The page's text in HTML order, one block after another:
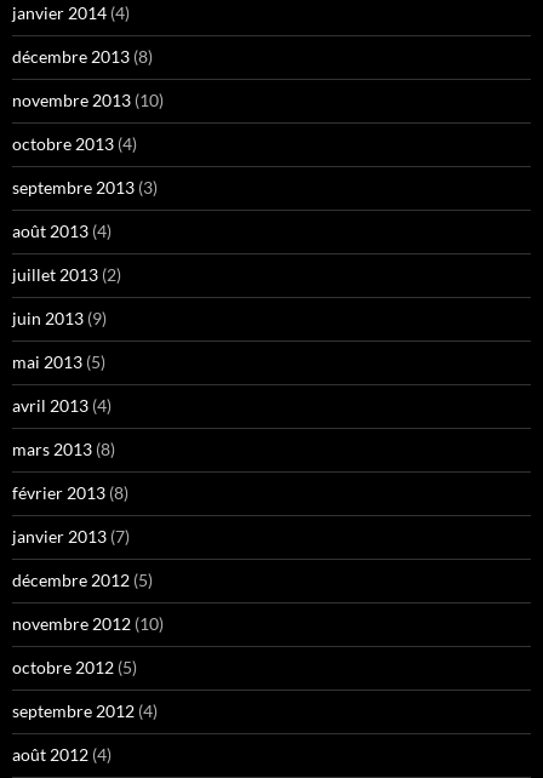
janvier 2014 (4)
décembre 2013 (8)
novembre 2013 (10)
octobre 2013 (4)
septembre 2013 (3)
août 2013 (4)
juillet 2013 (2)
juin 2013 (9)
mai 2013 (5)
avril 2013 (4)
mars 2013 (8)
février 2013 (8)
janvier 2013 (7)
décembre 2012 (5)
novembre 2012 (10)
octobre 2012 (5)
septembre 2012 (4)
août 2012 (4)